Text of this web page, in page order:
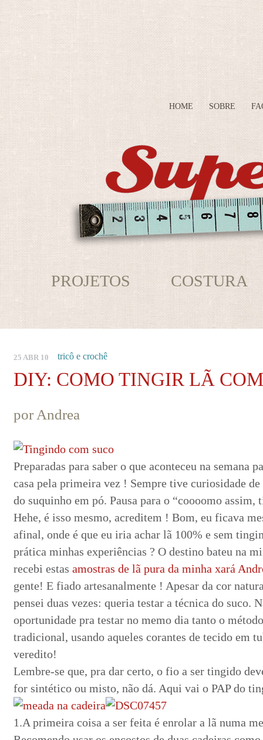
HOME SOBRE
PROJETOS COSTURA
25 ABR 10 tricô e crochê
DIY: COMO TINGIR LÃ
por Andrea
Preparadas para saber o que aconteceu na semana
casa pela primeira vez ! Sempre tive curiosidade
do suquinho em pó. Pausa para o “coooomo assim,
Hehe, é isso mesmo, acreditem ! Bom, eu ficava
afinal, onde é que eu iria achar lã 100% e sem
prática minhas experiências ? O destino bateu na
recebi estas amostras de lã pura da minha xará
gente! E fiado artesanalmente ! Apesar da cor
pensei duas vezes: queria testar a técnica do suco.
oportunidade pra testar no memo dia tanto o
tradicional, usando aqueles corantes de tecido em
veredito!
Lembre-se que, pra dar certo, o fio a ser tingido
for sintético ou misto, não dá. Aqui vai o PAP do
1.A primeira coisa a ser feita é enrolar a lã numa